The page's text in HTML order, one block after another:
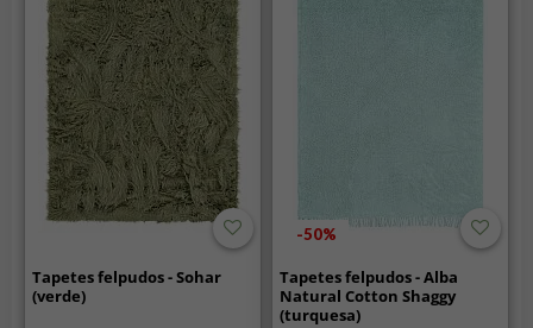
Tapetes felpudos - Sohar
(verde)
-50%
Tapetes felpudos - Alba
Natural Cotton Shaggy
(turquesa)